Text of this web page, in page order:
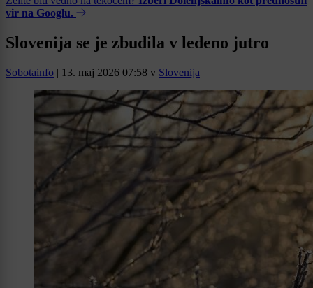
vir na Googlu.
Slovenija se je zbudila v ledeno jutro
Sobotainfo | 13. maj 2026 07:58 v Slovenija